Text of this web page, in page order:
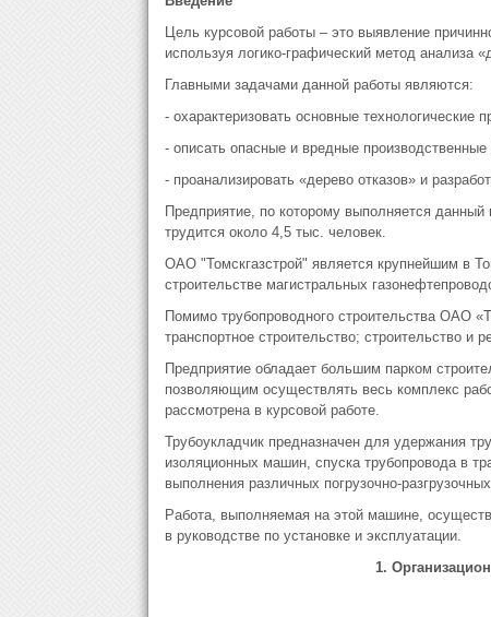
Цель курсовой работы – это выявление
используя логико-графический метод анализа
Главными задачами данной работы являются:
- охарактеризовать основные технологические
- описать опасные и вредные
- проанализировать «дерево отказов» и
Предприятие, по которому выполняется
трудится около 4,5 тыс. человек.
ОАО "Томскгазстрой" является крупнейшим в
строительстве магистральных
Помимо трубопроводного строительства ОАО
транспортное строительство; строительство и
Предприятие обладает большим парком
позволяющим осуществлять весь комплекс
рассмотрена в курсовой работе.
Трубоукладчик предназначен для удержания
изоляционных машин, спуска трубопровода в
выполнения различных погрузочно-
Работа, выполняемая на этой машине,
в руководстве по установке и эксплуатации.
1.